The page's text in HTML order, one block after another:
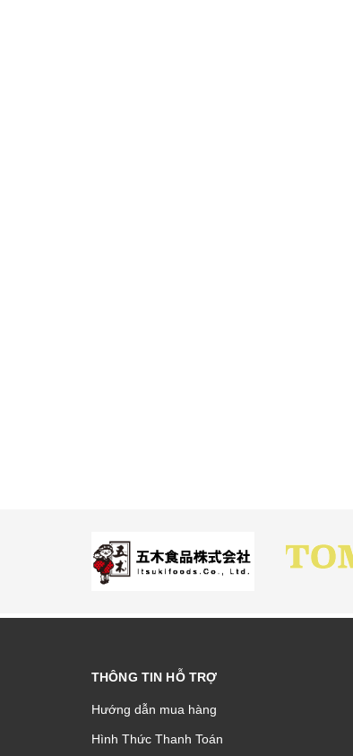
THÔNG TIN HỖ TRỢ
Hướng dẫn mua hàng
Hình Thức Thanh Toán